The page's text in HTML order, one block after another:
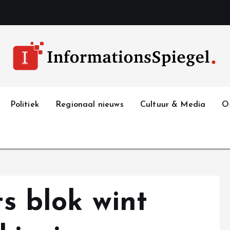
Politiek Regionaal nieuws Cultuur & Media
blok wint